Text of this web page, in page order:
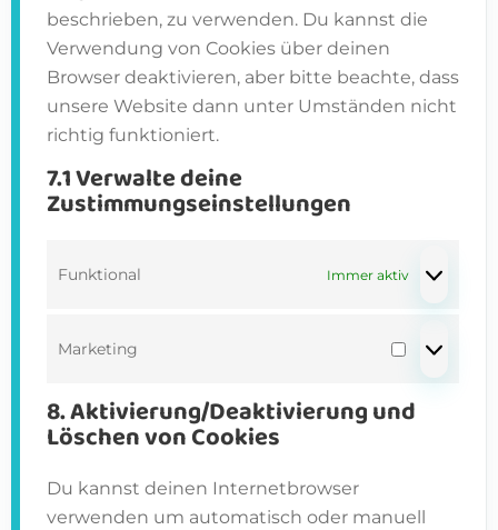
beschrieben, zu verwenden. Du kannst die
Verwendung von Cookies über deinen
Browser deaktivieren, aber bitte beachte, dass
unsere Website dann unter Umständen nicht
richtig funktioniert.
7.1 Verwalte deine
Zustimmungseinstellungen
Funktional Immer aktiv
Marketing
8. Aktivierung/Deaktivierung und
Löschen von Cookies
Du kannst deinen Internetbrowser
verwenden um automatisch oder manuell